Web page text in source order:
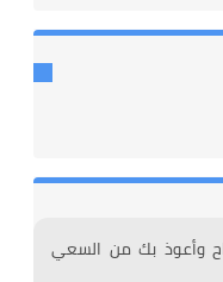
اللهم نسألك التوفيق والنجاح وأعوذ بك من السعي